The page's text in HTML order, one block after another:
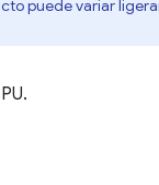
puede variar